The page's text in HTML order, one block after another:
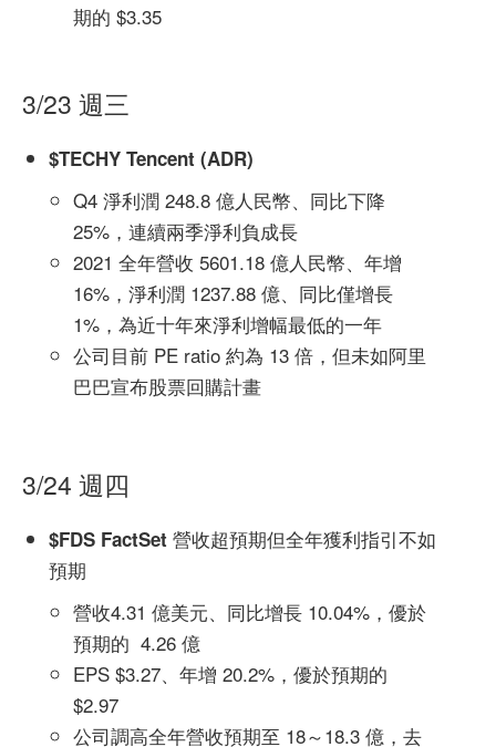
期的 $3.35
3/23 週三
$TECHY Tencent (ADR)
Q4 淨利潤 248.8 億人民幣、同比下降
25%，連續兩季淨利負成長
2021 全年營收 5601.18 億人民幣、年增
16%，淨利潤 1237.88 億、同比僅增長
1%，為近十年來淨利增幅最低的一年
公司目前 PE ratio 約為 13 倍，但未如阿里
巴巴宣布股票回購計畫
3/24 週四
$FDS FactSet 營收超預期但全年獲利指引不如
預期
營收4.31 億美元、同比增長 10.04%，優於
預期的 4.26 億
EPS $3.27、年增 20.2%，優於預期的
$2.97
公司調高全年營收預期至 18～18.3 億，去